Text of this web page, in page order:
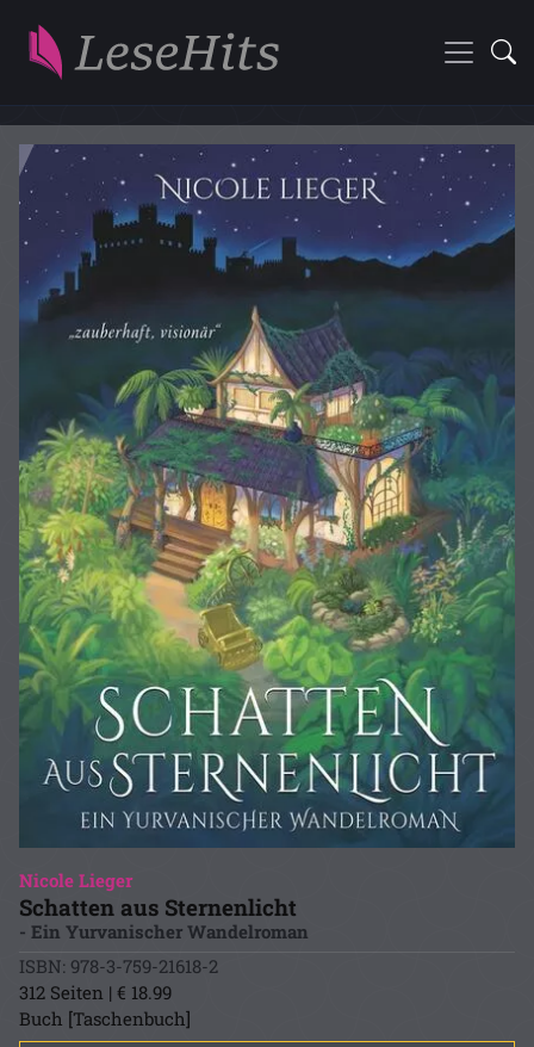
Nicole Lieger
Schatten aus Sternenlicht
- Ein Yurvanischer Wandelroman
ISBN: 978-3-759-21618-2
312 Seiten | € 18.99
Buch [Taschenbuch]